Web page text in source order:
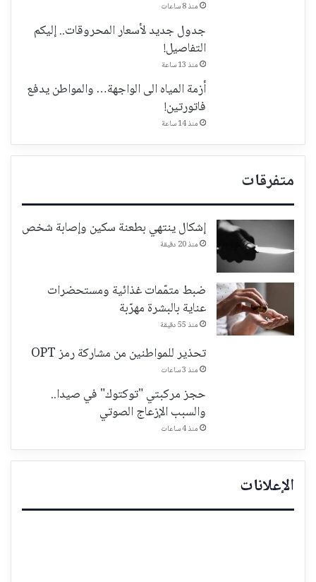
منذ 8 ساعات
جدول جديد لأسعار المحروقات.. إليكم
التفاصيل!
منذ 13 ساعة
أزمة المياه الى الواجهة… والمواطن يدفع
فاتورتين!
منذ 14 ساعة
متفرقات
إشكال ينتهي بطعنة سكين وإصابة شخص
منذ 20 دقيقة
ضبط متمّمات غذائية ومستحضرات
عناية بالبشرة مهرّبة
منذ 55 دقيقة
تحذير للمواطنين من مشاركة رمز OPT
منذ 3 ساعات
حجز مركبتي "توكتوك" في صيدا..
والسبب الإزعاج الصوتي
منذ 4 ساعات
الإعلانات